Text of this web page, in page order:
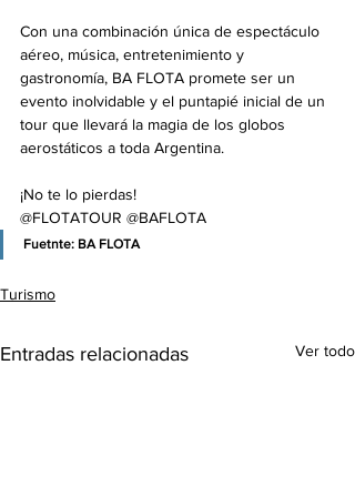
Con una combinación única de espectáculo
aéreo, música, entretenimiento y
gastronomía, BA FLOTA promete ser un
evento inolvidable y el puntapié inicial de un
tour que llevará la magia de los globos
aerostáticos a toda Argentina.
¡No te lo pierdas!
@FLOTATOUR @BAFLOTA
Fuetnte: BA FLOTA
Turismo
Entradas relacionadas Ver todo